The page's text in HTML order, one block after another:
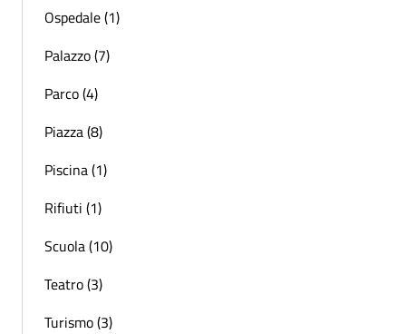
Ospedale (1)
Palazzo (7)
Parco (4)
Piazza (8)
Piscina (1)
Rifiuti (1)
Scuola (10)
Teatro (3)
Turismo (3)